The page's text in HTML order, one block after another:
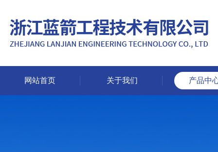
网站首页 关于我们 产品中